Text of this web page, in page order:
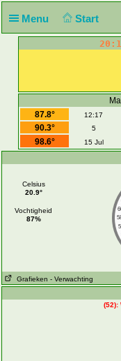
Menu Start
87.8°
12:17
90.3°
5
98.6°
15 Jul
Celsius
20.9°
Vochtigheid
87%
Grafieken - Verwachting
(52):